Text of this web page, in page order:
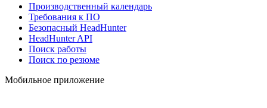
Производственный календарь
Требования к ПО
Безопасный HeadHunter
HeadHunter API
Поиск работы
Поиск по резюме
Мобильное приложение